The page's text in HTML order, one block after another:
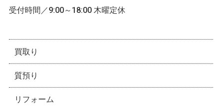
受付時間／9:00～18:00 木曜定休
買取り
質預り
リフォーム